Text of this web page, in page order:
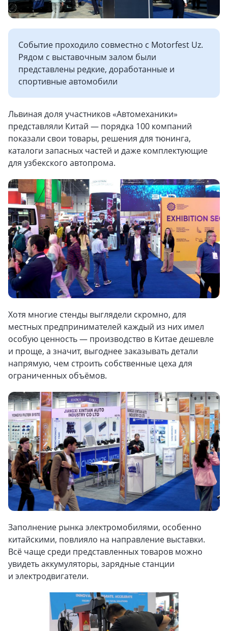
Событие проходило совместно с Motorfest Uz.
Рядом с выставочным залом были
представлены редкие, доработанные и
спортивные автомобили
Львиная доля участников «Автомеханики»
представляли Китай — порядка 100 компаний
показали свои товары, решения для тюнинга,
каталоги запасных частей и даже комплектующие
для узбекского автопрома.
Хотя многие стенды выглядели скромно, для
местных предпринимателей каждый из них имел
особую ценность — производство в Китае дешевле
и проще, а значит, выгоднее заказывать детали
напрямую, чем строить собственные цеха для
ограниченных объёмов.
Заполнение рынка электромобилями, особенно
китайскими, повлияло на направление выставки.
Всё чаще среди представленных товаров можно
увидеть аккумуляторы, зарядные станции
и электродвигатели.